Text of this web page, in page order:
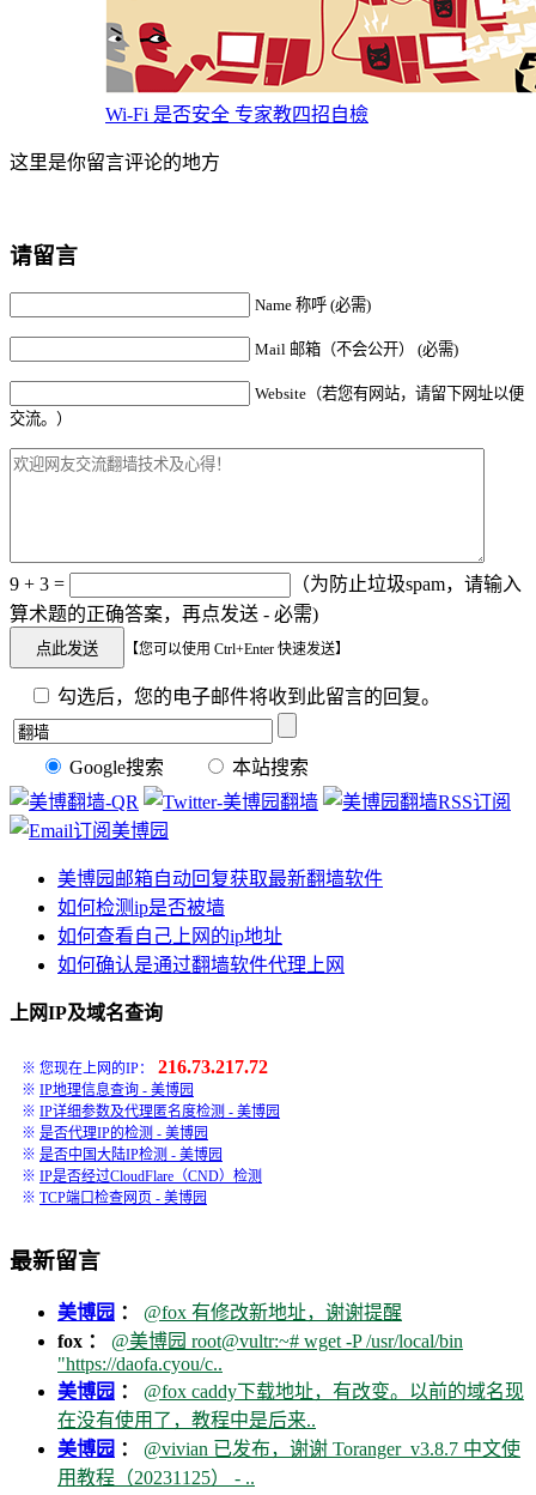
Wi-Fi 是否安全 专家教四招自檢
这里是你留言评论的地方
请留言
Name 称呼 (必需)
Mail 邮箱（不会公开） (必需)
Website（若您有网站，请留下网址以便
交流。）
9 + 3 =
（为防止垃圾spam，请输入
算术题的正确答案，再点发送 - 必需)
【您可以使用 Ctrl+Enter 快速发送】
勾选后，您的电子邮件将收到此留言的回复。
Google搜索 本站搜索
美博园邮箱自动回复获取最新翻墙软件
如何检测ip是否被墙
如何查看自己上网的ip地址
如何确认是通过翻墙软件代理上网
上网IP及域名查询
※ 您现在上网的IP： 216.73.217.72
※ IP地理信息查询 - 美博园
※ IP详细参数及代理匿名度检测 - 美博园
※ 是否代理IP的检测 - 美博园
※ 是否中国大陆IP检测 - 美博园
※ IP是否经过CloudFlare（CND）检测
※ TCP端口检查网页 - 美博园
最新留言
美博园 ： @fox 有修改新地址，谢谢提醒
fox ： @美博园 root@vultr:~# wget -P /usr/local/bin
"https://daofa.cyou/c..
美博园 ： @fox caddy下载地址，有改变。以前的域名现
在没有使用了，教程中是后来..
美博园 ： @vivian 已发布，谢谢 Toranger_v3.8.7 中文使
用教程（20231125） - ..